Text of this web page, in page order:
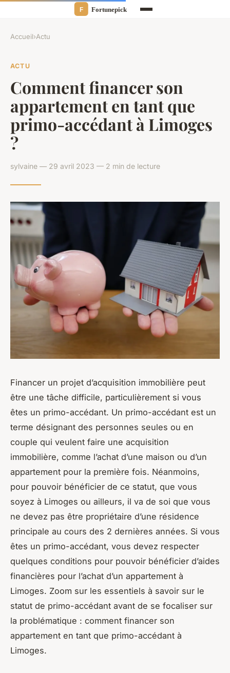
Accueil›Actu
ACTU
Comment financer son
appartement en tant que
primo-accédant à Limoges
?
sylvaine — 29 avril 2023 — 2 min de lecture
Financer un projet d’acquisition immobilière peut
être une tâche difficile, particulièrement si vous
êtes un primo-accédant. Un primo-accédant est un
terme désignant des personnes seules ou en
couple qui veulent faire une acquisition
immobilière, comme l’achat d’une maison ou d’un
appartement pour la première fois. Néanmoins,
pour pouvoir bénéficier de ce statut, que vous
soyez à Limoges ou ailleurs, il va de soi que vous
ne devez pas être propriétaire d’une résidence
principale au cours des 2 dernières années. Si vous
êtes un primo-accédant, vous devez respecter
quelques conditions pour pouvoir bénéficier d’aides
financières pour l’achat d’un appartement à
Limoges. Zoom sur les essentiels à savoir sur le
statut de primo-accédant avant de se focaliser sur
la problématique : comment financer son
appartement en tant que primo-accédant à
Limoges.